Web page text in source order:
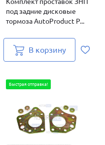
под задние дисковые
тормоза AutoProduct P...
В корзину
Быстрая отправка!